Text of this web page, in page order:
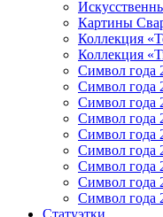
Картины
Коллекция
Коллекция
Символ года
Символ года
Символ
Символ года
Символ года
Символ года
Символ года
Символ года
Символ года
Статуэтки